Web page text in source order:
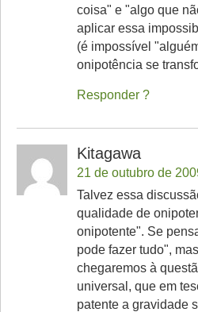
coisa" e "algo que
aplicar essa
(é impossível
onipotência se
Responder
Kitagawa
21 de outubro de
Talvez essa
qualidade de
onipotente". Se
pode fazer tudo",
chegaremos à
universal, que em
patente a gravidade